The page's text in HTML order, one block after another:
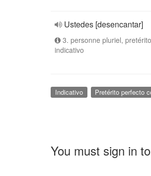
Ustedes [desencantar]
3. personne pluriel,
indicativo
Indicativo Pretérito perfecto
You must sign in